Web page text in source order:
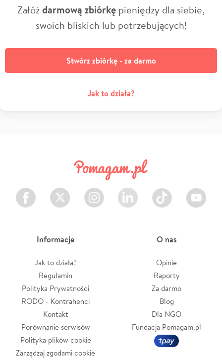
Załóżdarmową zbiórkę pieniędzy dla siebie,
swoich bliskich lub potrzebujących!
Stwórz zbiórkę - za darmo
Jak to działa?
Facebook Twitter Instagram LinkedIn TikTok Youtube
Informacje
Jak to działa?
Regulamin
Polityka Prywatności
RODO - Kontrahenci
Kontakt
Porównanie serwisów
Polityka plików cookie
Zarządzaj zgodami cookie
O nas
Opinie
Raporty
Za darmo
Blog
Dla NGO
Fundacja Pomagam.pl